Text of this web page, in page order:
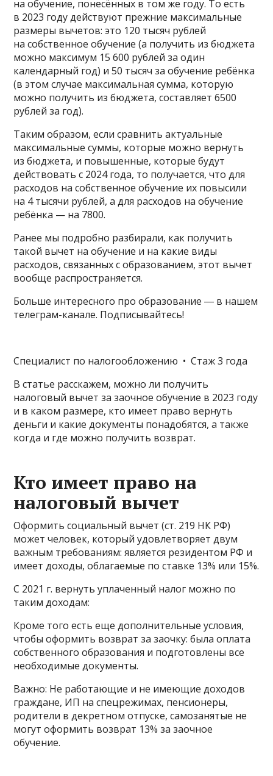
на обучение, понесённых в том же году. То есть
в 2023 году действуют прежние максимальные
размеры вычетов: это 120 тысяч рублей
на собственное обучение (а получить из бюджета
можно максимум 15 600 рублей за один
календарный год) и 50 тысяч за обучение ребёнка
(в этом случае максимальная сумма, которую
можно получить из бюджета, составляет 6500
рублей за год).
Таким образом, если сравнить актуальные
максимальные суммы, которые можно вернуть
из бюджета, и повышенные, которые будут
действовать с 2024 года, то получается, что для
расходов на собственное обучение их повысили
на 4 тысячи рублей, а для расходов на обучение
ребёнка — на 7800.
Ранее мы подробно разбирали, как получить
такой вычет на обучение и на какие виды
расходов, связанных с образованием, этот вычет
вообще распространяется.
Больше интересного про образование ― в нашем
телеграм-канале. Подписывайтесь!
Специалист по налогообложению • Стаж 3 года
В статье расскажем, можно ли получить
налоговый вычет за заочное обучение в 2023 году
и в каком размере, кто имеет право вернуть
деньги и какие документы понадобятся, а также
когда и где можно получить возврат.
Кто имеет право на
налоговый вычет
Оформить социальный вычет (ст. 219 НК РФ)
может человек, который удовлетворяет двум
важным требованиям: является резидентом РФ и
имеет доходы, облагаемые по ставке 13% или 15%.
С 2021 г. вернуть уплаченный налог можно по
таким доходам:
Кроме того есть еще дополнительные условия,
чтобы оформить возврат за заочку: была оплата
собственного образования и подготовлены все
необходимые документы.
Важно: Не работающие и не имеющие доходов
граждане, ИП на спецрежимах, пенсионеры,
родители в декретном отпуске, самозанятые не
могут оформить возврат 13% за заочное
обучение.